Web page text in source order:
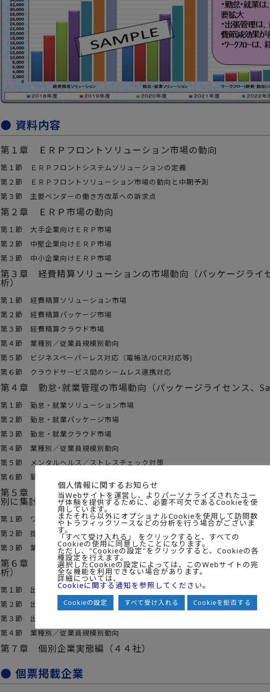
● 資料内容
第１章 ＥＲＰフロントソリューション市場の動向
第１節 ＥＲＰフロントシステムソリューションの定義
第２節 ＥＲＰフロントソリューション市場の動向と中期予測
第３節 主要ベンダーの働き方改革への訴求点
第２章 ＥＲＰ市場の動向
第１節 大手企業向けＥＲＰ市場
第２節 中堅企業向けＥＲＰ市場
第３節 中小企業向けＥＲＰ市場
第３章 経費精算ソリューションの市場動向（パッケージライ
析）
第１節 経費精算ソリューション市場
第２節 経費精算パッケージ市場
第３節 経費精算クラウド市場
第４節 業種別／従業員規模別動向
第５節 ビジネスペーパーレス対応（電帳法/OCR対応等)
第６節 クラウドサービス間のシームレス連携対応
第４章 勤怠･就業管理の市場動向（パッケージライセンス、
第１節 勤怠・就業ソリューション市場
第２節 勤怠・就業パッケージ市場
第３節 勤怠・就業クラウド市場
第４節 業種別／従業員規模別動向
第５節 メンタルヘルス／ストレスチェック対策
第６節 勤怠データのBI・KPI活用
第５章 ワークフロー(経費精算、勤怠･就業)の市場動向（パッ
別に集計・分析）
第１節 ワークフロー(経費精算､勤怠就業)ソリューション市場
第２節 提供形態別市場（パッケージ市場／クラウド市場)
第３節 業種別／従業員規模別動向
第６章 出張管理ソリューションの市場動向（パッケージライ
析）
第１節 出張管理ソリューション市場
第２節 出張管理パッケージ市場
第３節 出張管理クラウド市場
第４節 業種別／従業員規模別動向
第７章 個別企業実態編（４４社）
● 個票掲載企業
個人情報に関するお知らせ
当Webサイトを運営し、よりパーソナライズされたユー
ザ体験を提供するために、必要不可欠であるCookieを使
用しています。
またそれら以外にオプショナルCookieを使用して訪問数
やトラフィックソースなどの分析を行う場合がございま
す。
「すべて受け入れる」 をクリックすると、すべての
Cookieの使用に同意したことになります。
ただし、"Cookieの設定"をクリックすると、Cookieの各
種設定を行えます。
選択したCookieの設定によっては、このWebサイトの完
全な機能を利用できない場合があります。
詳細については、
Cookieに関する通知を参照してください。
Cookieの設定 すべて受け入れる Cookieを拒否する